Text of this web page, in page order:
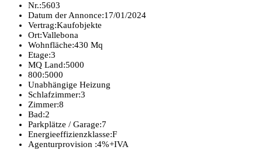
Nr.:5603
Datum der Annonce:17/01/2024
Vertrag:Kaufobjekte
Ort:Vallebona
Wohnfläche:430 Mq
Etage:3
MQ Land:5000
800:5000
Unabhängige Heizung
Schlafzimmer:3
Zimmer:8
Bad:2
Parkplätze / Garage:7
Energieeffizienzklasse:F
Agenturprovision :4%+IVA